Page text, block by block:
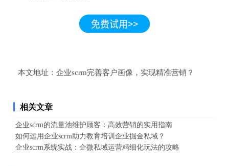
本文地址： 企业scrm完善客户画像，实现精准营销？
相关文章
企业scrm的流量池维护顾客：高效营销的实用指南
如何运用企业scrm助力教育培训企业掘金私域？
企业scrm系统实战：企微私域运营精细化玩法的攻略